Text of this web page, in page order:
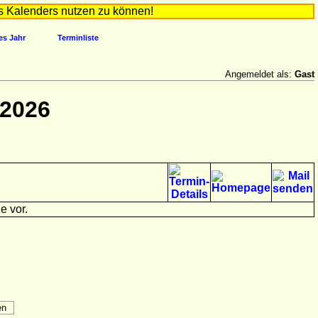
Kalenders nutzen zu können!
Jahr Terminliste
Angemeldet als: Gast
vor.